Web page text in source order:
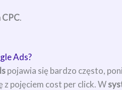
.
Ads?
pojawia się bardzo często,
z pojęciem cost per click. W